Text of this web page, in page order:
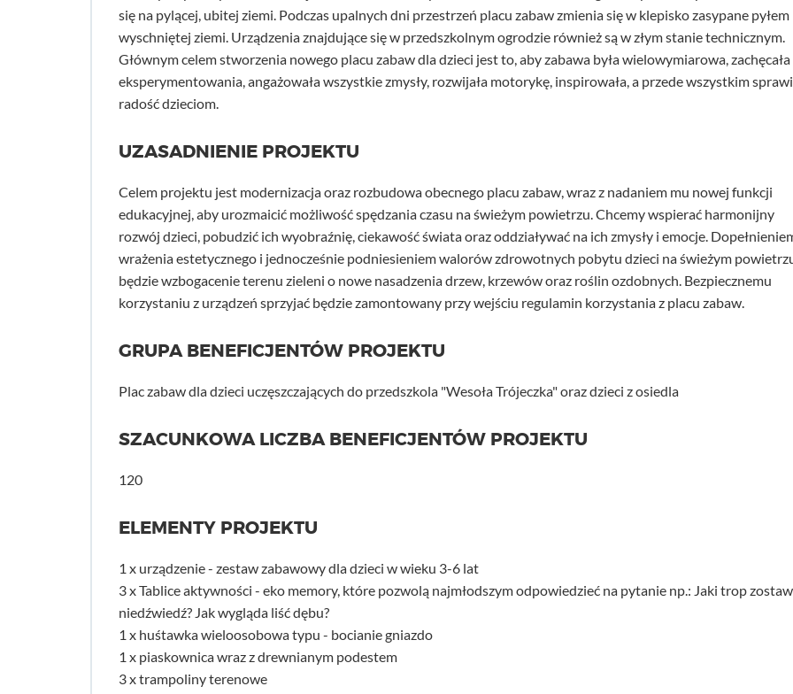
się na pylącej, ubitej ziemi. Podczas upalnych dni przestrzeń placu zabaw zmienia się w klepisko zasypane pyłem
wyschniętej ziemi. Urządzenia znajdujące się w przedszkolnym ogrodzie również są w złym stanie technicznym.
Głównym celem stworzenia nowego placu zabaw dla dzieci jest to, aby zabawa była wielowymiarowa,
eksperymentowania, angażowała wszystkie zmysły, rozwijała motorykę, inspirowała, a przede wszystkim
radość dzieciom.
UZASADNIENIE PROJEKTU
Celem projektu jest modernizacja oraz rozbudowa obecnego placu zabaw, wraz z nadaniem mu nowej funkcji
edukacyjnej, aby urozmaicić możliwość spędzania czasu na świeżym powietrzu. Chcemy wspierać harmonijny
rozwój dzieci, pobudzić ich wyobraźnię, ciekawość świata oraz oddziaływać na ich zmysły i emocje.
wrażenia estetycznego i jednocześnie podniesieniem walorów zdrowotnych pobytu dzieci na świeżym
będzie wzbogacenie terenu zieleni o nowe nasadzenia drzew, krzewów oraz roślin ozdobnych. Bezpiecznemu
korzystaniu z urządzeń sprzyjać będzie zamontowany przy wejściu regulamin korzystania z placu zabaw.
GRUPA BENEFICJENTÓW PROJEKTU
Plac zabaw dla dzieci uczęszczających do przedszkola "Wesoła Trójeczka" oraz dzieci z osiedla
SZACUNKOWA LICZBA BENEFICJENTÓW PROJEKTU
120
ELEMENTY PROJEKTU
1 x urządzenie - zestaw zabawowy dla dzieci w wieku 3-6 lat
3 x Tablice aktywności - eko memory, które pozwolą najmłodszym odpowiedzieć na pytanie np.: Jaki trop
niedźwiedź? Jak wygląda liść dębu?
1 x huśtawka wieloosobowa typu - bocianie gniazdo
1 x piaskownica wraz z drewnianym podestem
3 x trampoliny terenowe